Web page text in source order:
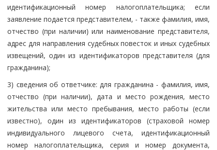
идентификационный номер налогоплательщика; если
заявление подается представителем, - также фамилия, имя,
отчество (при наличии) или наименование представителя,
адрес для направления судебных повесток и иных судебных
извещений, один из идентификаторов представителя (для
гражданина);
3) сведения об ответчике: для гражданина - фамилия, имя,
отчество (при наличии), дата и место рождения, место
жительства или место пребывания, место работы (если
известно), один из идентификаторов (страховой номер
индивидуального лицевого счета, идентификационный
номер налогоплательщика, серия и номер документа,